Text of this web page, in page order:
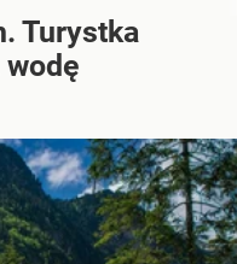
Turystka
wodę